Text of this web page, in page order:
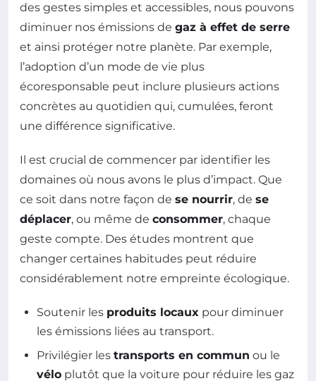
des gestes simples et accessibles, nous pouvons
diminuer nos émissions de gaz à effet de serre
et ainsi protéger notre planète. Par exemple,
l’adoption d’un mode de vie plus
écoresponsable peut inclure plusieurs actions
concrètes au quotidien qui, cumulées, feront
une différence significative.
Il est crucial de commencer par identifier les
domaines où nous avons le plus d’impact. Que
ce soit dans notre façon de se nourrir, de se
déplacer, ou même de consommer, chaque
geste compte. Des études montrent que
changer certaines habitudes peut réduire
considérablement notre empreinte écologique.
Soutenir les produits locaux pour diminuer
les émissions liées au transport.
Privilégier les transports en commun ou le
vélo plutôt que la voiture pour réduire les gaz